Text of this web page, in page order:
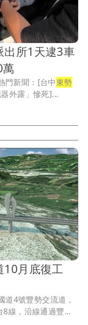
出所1天逮3車
萬
名顏姓被害人失金500萬元。 熱門新聞：[台中東勢
外露」慘死]...
10月底復工
道4號豐勢交流道，
線，沿線通過豐原